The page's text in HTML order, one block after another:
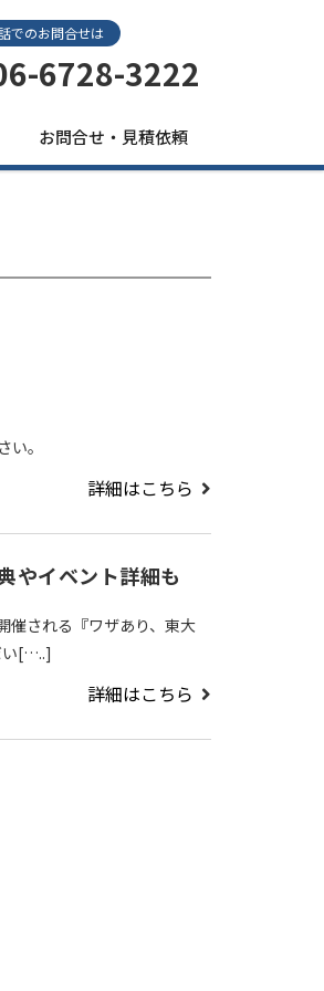
でのお問合せは
6728-3222
お問合せ・見積依頼
。
詳細はこちら
やイベント詳細も
催される『ワザあり、東大
い[…..]
詳細はこちら